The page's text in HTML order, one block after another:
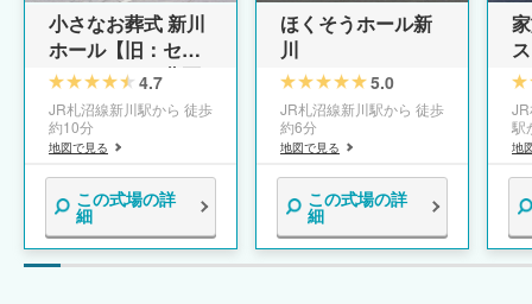
小さなお葬式 新川
ホール【旧：セレ
モニーハウス北区
新川】
4.7
JR札沼線新川駅から 徒歩
約10分
地図で見る
この式場の詳
細
ほくそうホール新
川
5.0
JR札沼線新川駅から 徒歩
約6分
地図で見る
この式場の詳
細
ル
駅
地